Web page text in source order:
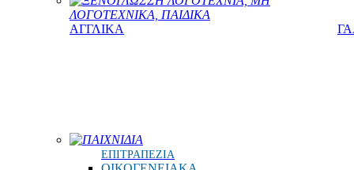
ΛΟΓΟΤΕΧΝΙΚΑ, ΠΑΙΔΙΚΑ
ΑΓΓΛΙΚΑ
ΠΑΙΧΝΙΔΙΑ
ΕΠΙΤΡΑΠΕΖΙΑ